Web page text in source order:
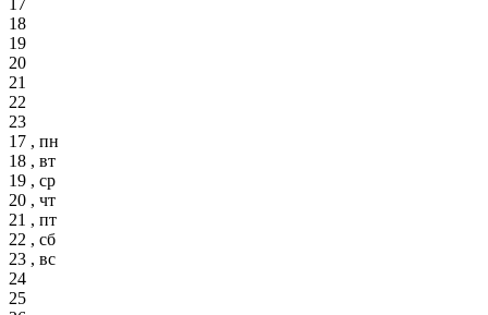
18
19
20
21
22
23
17 , пн
18 , вт
19 , ср
20 , чт
21 , пт
22 , сб
23 , вс
24
25